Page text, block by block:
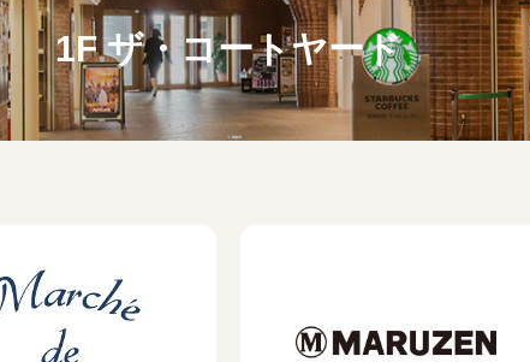
1F ザ・コートヤード